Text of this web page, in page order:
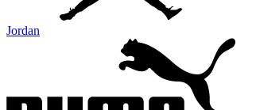
Jordan